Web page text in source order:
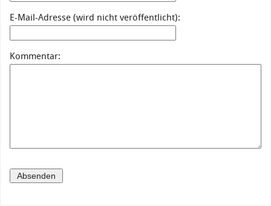
E-Mail-Adresse (wird nicht veröffentlicht):
Kommentar: